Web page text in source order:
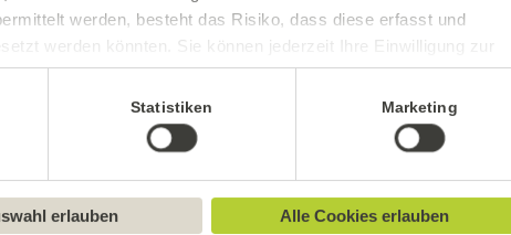
werden, besteht das Risiko, dass diese erfasst und
werden könnten. Sie können jederzeit Ihre Einwilligung zur
deaktivieren. Ausführliche Informationen finden Sie in unserer
Statistiken Marketing
erlauben Alle Cookies erlauben